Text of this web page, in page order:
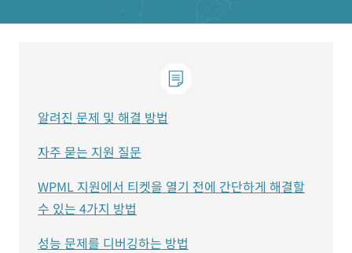
알려진 문제 및 해결 방법
자주 묻는 지원 질문
WPML 지원에서 티켓을 열기 전에 간단하게 해결할
수 있는 4가지 방법
성능 문제를 디버깅하는 방법